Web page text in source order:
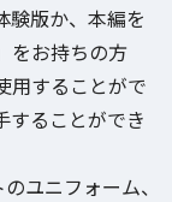
験版か、本編を
をお持ちの方
用することがで
することができ
ユニフォーム、